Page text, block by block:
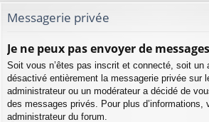
Messagerie privée
Je ne peux pas envoyer de
Soit vous n’êtes pas inscrit et connecté, soit un
désactivé entièrement la messagerie privée sur
administrateur ou un modérateur a décidé de
des messages privés. Pour plus d’informations,
administrateur du forum.